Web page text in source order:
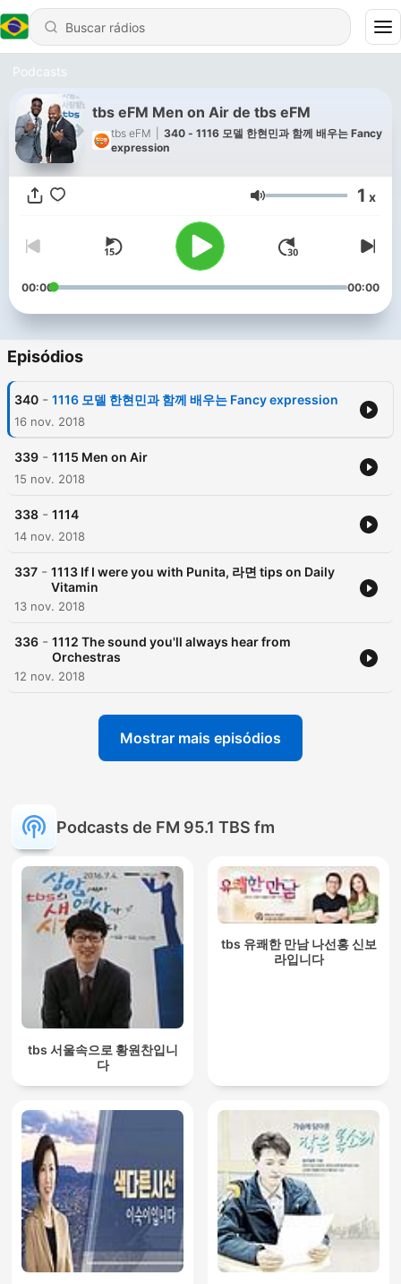
Podcasts
tbs eFM Men on Air de tbs eFM
tbs eFM
340 - 1116 모델 한현민과 함께 배우는 Fancy
expression
Volume 1 x
00:00 00:00
Episódios
340 - 1116 모델 한현민과 함께 배우는 Fancy expression
16 nov. 2018
339 - 1115 Men on Air
15 nov. 2018
338 - 1114
14 nov. 2018
337 - 1113 If I were you with Punita, 라면 tips on Daily
Vitamin
13 nov. 2018
336 - 1112 The sound you'll always hear from
Orchestras
12 nov. 2018
Mostrar mais episódios
Podcasts de FM 95.1 TBS fm
tbs 서울속으로 황원찬입니
다
tbs 유쾌한 만남 나선홍 신보
라입니다